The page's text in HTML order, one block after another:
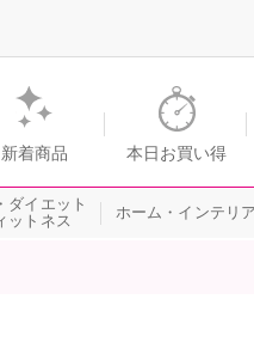
ッピングのショップチャンネル
新着商品 本日お買い得
ダイエット
ットネス
ホーム・インテリア